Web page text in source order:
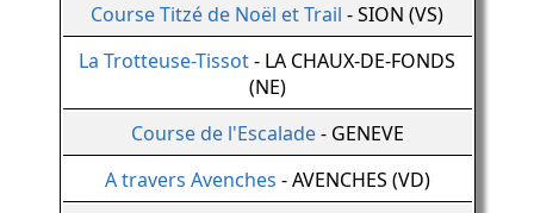
Course Titzé de Noël et Trail - SION (VS)
La Trotteuse-Tissot- LA CHAUX-DE-FONDS
(NE)
Course de l'Escalade- GENEVE
A travers Avenches - AVENCHES (VD)